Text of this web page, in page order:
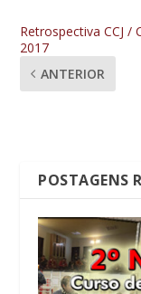
Retrospectiva CCJ /
2017
ANTERIOR
POSTAGENS